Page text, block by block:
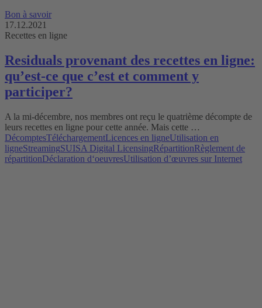
Bon à savoir
17.12.2021
Recettes en ligne
Residuals provenant des recettes en ligne:
qu’est-ce que c’est et comment y
participer?
A la mi-décembre, nos membres ont reçu le quatrième décompte de
leurs recettes en ligne pour cette année. Mais cette …
DécomptesTéléchargementLicences en ligneUtilisation en
ligneStreamingSUISA Digital LicensingRépartitionRèglement de
répartitionDéclaration d‘oeuvresUtilisation d’œuvres sur Internet